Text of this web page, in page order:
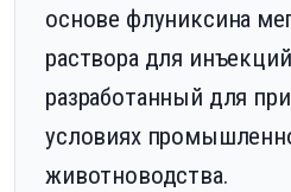
основе флуниксина
раствора для
разработанный для
условиях
животноводства.